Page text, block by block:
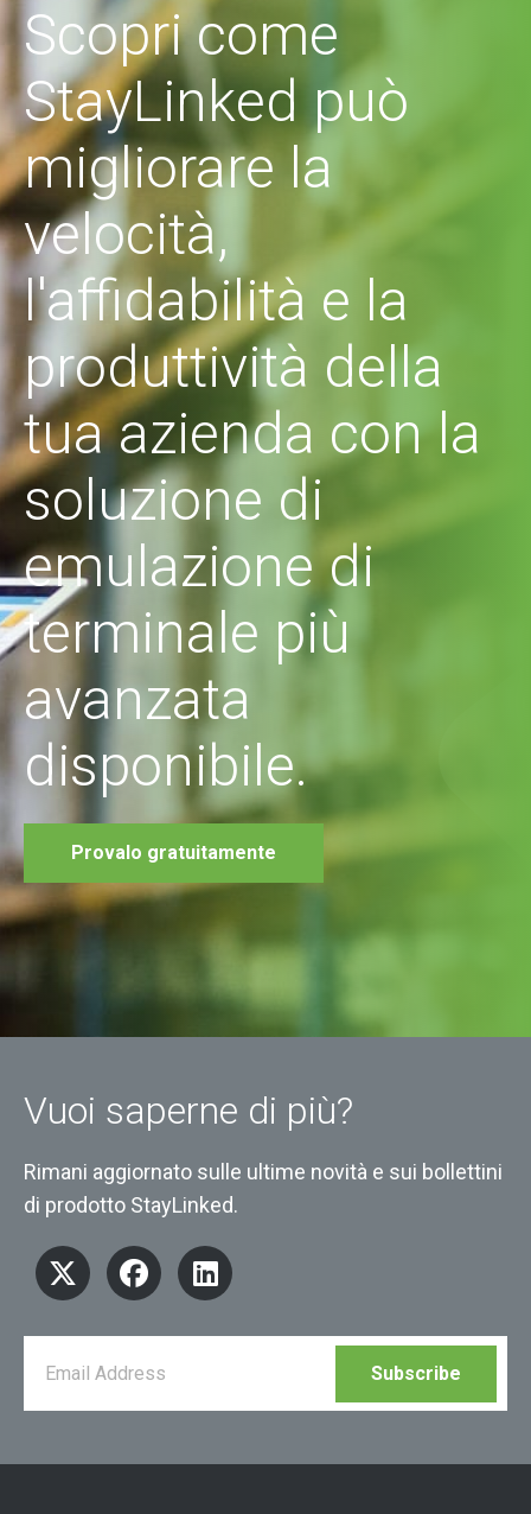
Scopri come
StayLinked può
migliorare la
velocità,
l'affidabilità e la
produttività della
tua azienda con la
soluzione di
emulazione di
terminale più
avanzata
disponibile.
Provalo gratuitamente
Vuoi saperne di più?
Rimani aggiornato sulle ultime novità e sui bollettini
di prodotto StayLinked.